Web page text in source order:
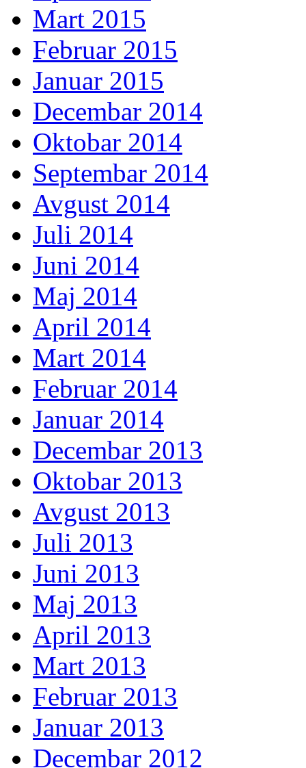
Mart 2015
Februar 2015
Januar 2015
Decembar 2014
Oktobar 2014
Septembar 2014
Avgust 2014
Juli 2014
Juni 2014
Maj 2014
April 2014
Mart 2014
Februar 2014
Januar 2014
Decembar 2013
Oktobar 2013
Avgust 2013
Juli 2013
Juni 2013
Maj 2013
April 2013
Mart 2013
Februar 2013
Januar 2013
Decembar 2012